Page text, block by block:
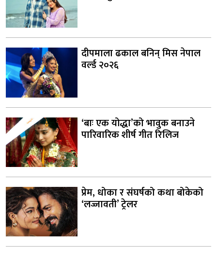
दीपमाला ढकाल बनिन् मिस नेपाल
वर्ल्ड २०२६
‘बाः एक योद्धा’को भावुक बनाउने
पारिवारिक शीर्ष गीत रिलिज
प्रेम, धोका र संघर्षको कथा बोकेको
‘लज्जावती’ ट्रेलर